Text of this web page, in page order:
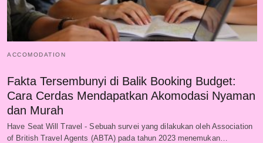
ACCOMODATION
Fakta Tersembunyi di Balik Booking Budget:
Cara Cerdas Mendapatkan Akomodasi Nyaman
dan Murah
Have Seat Will Travel - Sebuah survei yang dilakukan oleh Association
of British Travel Agents (ABTA) pada tahun 2023 menemukan…